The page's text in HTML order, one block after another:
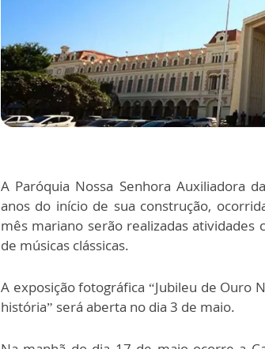
A Paróquia Nossa Senhora Auxiliadora
anos do início de sua construção,
mês mariano serão realizadas
de músicas clássicas.
A exposição fotográfica “Jubileu de Ouro
história” será aberta no dia 3 de maio.